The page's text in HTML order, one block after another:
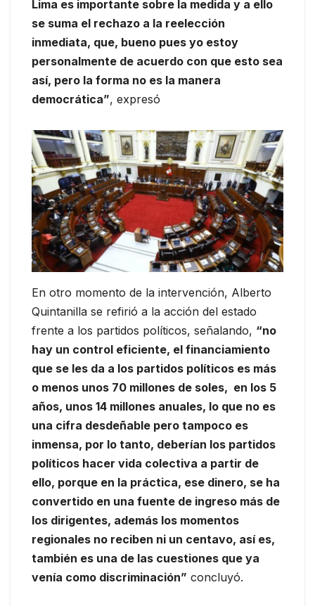
Lima es importante sobre la medida y a ello
se suma el rechazo a la reelección
inmediata, que, bueno pues yo estoy
personalmente de acuerdo con que esto sea
así, pero la forma no es la manera
democrática”, expresó
En otro momento de la intervención, Alberto
Quintanilla se refirió a la acción del estado
frente a los partidos políticos, señalando, “no
hay un control eficiente, el financiamiento
que se les da a los partidos políticos es más
o menos unos 70 millones de soles, en los 5
años, unos 14 millones anuales, lo que no es
una cifra desdeñable pero tampoco es
inmensa, por lo tanto, deberían los partidos
políticos hacer vida colectiva a partir de
ello, porque en la práctica, ese dinero, se ha
convertido en una fuente de ingreso más de
los dirigentes, además los momentos
regionales no reciben ni un centavo, así es,
también es una de las cuestiones que ya
venía como discriminación” concluyó.